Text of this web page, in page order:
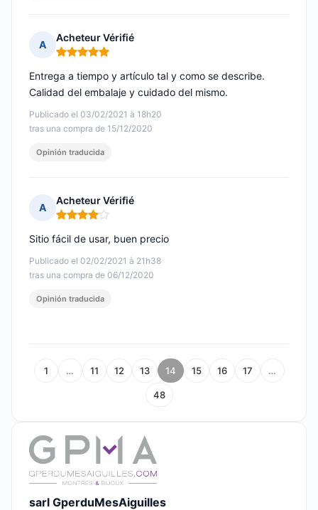
A
Acheteur Vérifié
Nota: 5 de 5
Publicado el 03/02/2021 à 18h20
tras una compra de 15/12/2020
Entrega a tiempo y artículo tal y como se describe.
Calidad del embalaje y cuidado del mismo.
Opinión traducida
A
Acheteur Vérifié
Nota: 4 de 5
Publicado el 02/02/2021 à 21h38
tras una compra de 06/12/2020
Sitio fácil de usar, buen precio
Opinión traducida
1 … 11 12 13 14 15 16 17 …
48
sarl GperduMesAiguilles